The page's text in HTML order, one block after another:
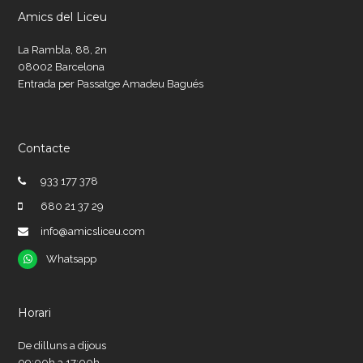
Amics del Liceu
La Rambla, 88, 2n
08002 Barcelona
Entrada per Passatge Amadeu Bagués
Contacte
933 177 378
680 21 37 29
info@amicsliceu.com
Whatsapp
Whatsapp
Horari
De dilluns a dijous